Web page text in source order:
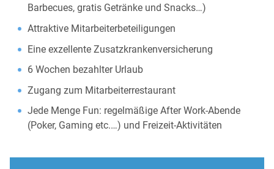
Barbecues, gratis Getränke und Snacks…)
Attraktive Mitarbeiterbeteiligungen
Eine exzellente Zusatzkrankenversicherung
6 Wochen bezahlter Urlaub
Zugang zum Mitarbeiterrestaurant
Jede Menge Fun: regelmäßige After Work-Abende
(Poker, Gaming etc.…) und Freizeit-Aktivitäten